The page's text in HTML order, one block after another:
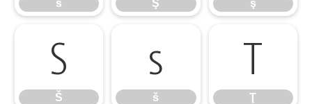
ŝ Ş ş
Š
Š
š
š
Ţ
Ţ